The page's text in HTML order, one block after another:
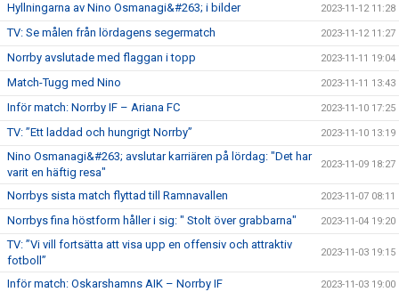
Hyllningarna av Nino Osmanagi&#263; i bilder 2023-11-12 11:28
TV: Se målen från lördagens segermatch 2023-11-12 11:27
Norrby avslutade med flaggan i topp 2023-11-11 19:04
Match-Tugg med Nino 2023-11-11 13:43
Inför match: Norrby IF – Ariana FC 2023-11-10 17:25
TV: ”Ett laddad och hungrigt Norrby” 2023-11-10 13:19
Nino Osmanagi&#263; avslutar karriären på lördag: "Det har
varit en häftig resa"
2023-11-09 18:27
Norrbys sista match flyttad till Ramnavallen 2023-11-07 08:11
Norrbys fina höstform håller i sig: " Stolt över grabbarna" 2023-11-04 19:20
TV: ”Vi vill fortsätta att visa upp en offensiv och attraktiv
fotboll”
2023-11-03 19:15
Inför match: Oskarshamns AIK – Norrby IF 2023-11-03 19:00